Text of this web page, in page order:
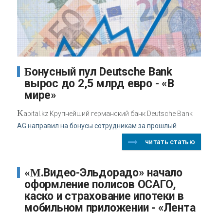
Бонусный пул Deutsche Bank
вырос до 2,5 млрд евро - «В
мире»
Kapital.kz Крупнейший германский банк Deutsche Bank
AG направил на бонусы сотрудникам за прошлый
читать статью
«М.Видео-Эльдорадо» начало
оформление полисов ОСАГО,
каско и страхование ипотеки в
мобильном приложении - «Лента